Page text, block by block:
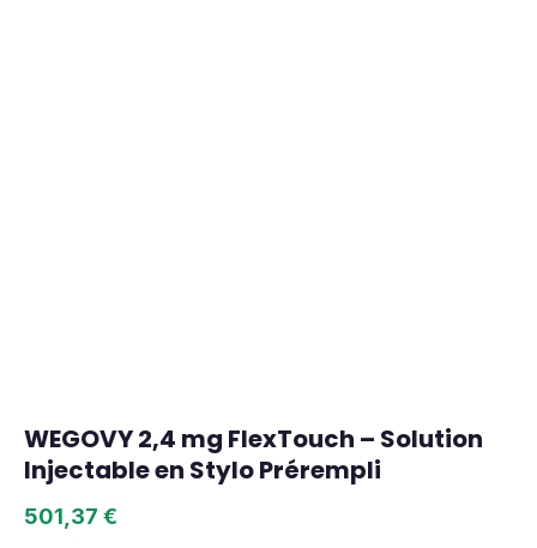
WEGOVY 2,4 mg FlexTouch – Solution
Injectable en Stylo Prérempli
501,37 €